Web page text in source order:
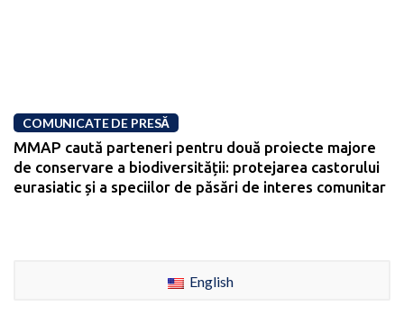
COMUNICATE DE PRESĂ
MMAP caută parteneri pentru două proiecte majore
de conservare a biodiversității: protejarea castorului
eurasiatic și a speciilor de păsări de interes comunitar
English